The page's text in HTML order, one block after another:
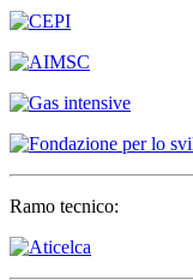
Ramo tecnico: